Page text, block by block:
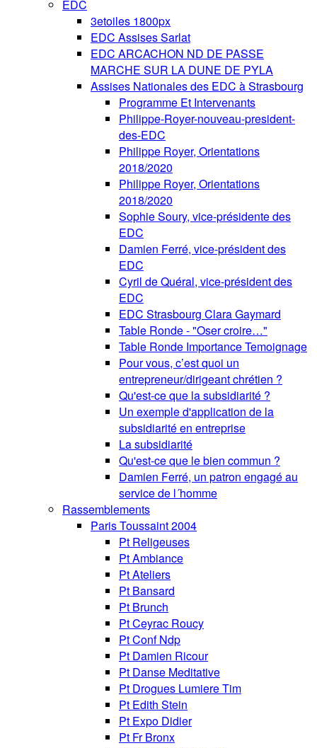
EDC
3etoiles 1800px
EDC Assises Sarlat
EDC ARCACHON ND DE PASSE
MARCHE SUR LA DUNE DE PYLA
Assises Nationales des EDC à Strasbourg
Programme Et Intervenants
Philippe-Royer-nouveau-president-
des-EDC
Philippe Royer, Orientations
2018/2020
Philippe Royer, Orientations
2018/2020
Sophie Soury, vice-présidente des
EDC
Damien Ferré, vice-président des
EDC
Cyril de Quéral, vice-président des
EDC
EDC Strasbourg Clara Gaymard
Table Ronde - "Oser croire…"
Table Ronde Importance Temoignage
Pour vous, c’est quoi un
entrepreneur/dirigeant chrétien ?
Qu'est-ce que la subsidiarité ?
Un exemple d'application de la
subsidiarité en entreprise
La subsidiarité
Qu'est-ce que le bien commun ?
Damien Ferré, un patron engagé au
service de l´homme
Rassemblements
Paris Toussaint 2004
Pt Religeuses
Pt Ambiance
Pt Ateliers
Pt Bansard
Pt Brunch
Pt Ceyrac Roucy
Pt Conf Ndp
Pt Damien Ricour
Pt Danse Meditative
Pt Drogues Lumiere Tim
Pt Edith Stein
Pt Expo Didier
Pt Fr Bronx